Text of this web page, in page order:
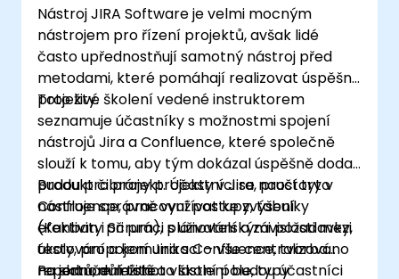
Nástroj JIRA Software je velmi mocným
nástrojem pro řízení projektů, avšak lidé
často upřednostňují samotný nástroj před
metodami, které pomáhají realizovat úspěšně
projekty.
Toto živé školení vedené instruktorem
seznamuje účastníky s možnostmi spojení
nástrojů Jira a Confluence, které společně
slouží k tomu, aby tým dokázal úspěšně dodat
produkt či projekt. Účastníci se naučí tyto
nástroje správně využívat ke zvýšení
efektivity při práci s uživatelskými požadavky,
testování a komunikaci – vše centralizováno
na jednom místě.
Budou probrány projekty v Jira, prostory v
Confluence, pracovní postupy, tabulky
(Kanban i Scrum), plánování a závislosti mezi
úkoly, propojení Jira s Confluence, tvorba
reportů, důležitá a vlastní pole, typy
Po skončení tohoto školení budou účastníci